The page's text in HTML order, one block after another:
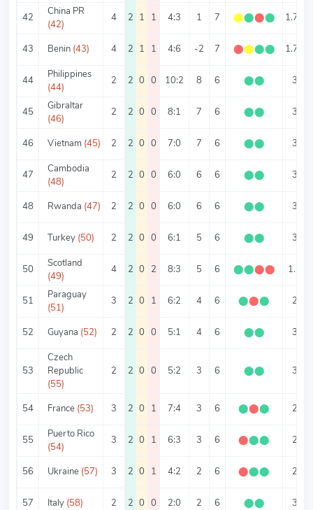
42
China PR
(42)
4 2 1 1 4:3 1 7 ⬤⬤⬤⬤ 1.75
43 Benin (43) 4 2 1 1 4:6 -2 7 ⬤⬤⬤⬤ 1.75
44
Philippines
(44)
2 2 0 0 10:2 8 6 ⬤⬤ 3
45
Gibraltar
(46)
2 2 0 0 8:1 7 6 ⬤⬤ 3
46 Vietnam (45) 2 2 0 0 7:0 7 6 ⬤⬤ 3
47
Cambodia
(48)
2 2 0 0 6:0 6 6 ⬤⬤ 3
48 Rwanda (47) 2 2 0 0 6:0 6 6 ⬤⬤ 3
49 Turkey (50) 2 2 0 0 6:1 5 6 ⬤⬤ 3
50
Scotland
(49)
4 2 0 2 8:3 5 6 ⬤⬤⬤⬤ 1.5
51
Paraguay
(51)
3 2 0 1 6:2 4 6 ⬤⬤⬤ 2
52 Guyana (52) 2 2 0 0 5:1 4 6 ⬤⬤ 3
53
Czech
Republic
(55)
2 2 0 0 5:2 3 6 ⬤⬤ 3
54 France (53) 3 2 0 1 7:4 3 6 ⬤⬤⬤ 2
55
Puerto Rico
(54)
3 2 0 1 6:3 3 6 ⬤⬤⬤ 2
56 Ukraine (57) 3 2 0 1 4:2 2 6 ⬤⬤⬤ 2
57 Italy (58) 2 2 0 0 2:0 2 6 ⬤⬤ 3